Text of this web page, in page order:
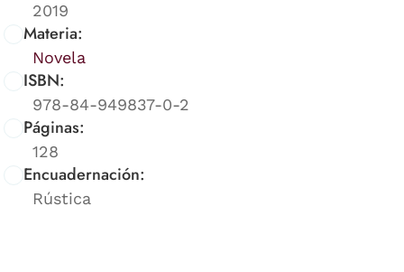
2019
Materia:
Novela
ISBN:
978-84-949837-0-2
Páginas:
128
Encuadernación:
Rústica